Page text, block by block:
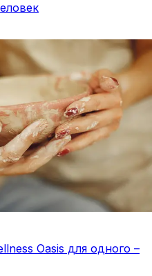
Oasis для одного –